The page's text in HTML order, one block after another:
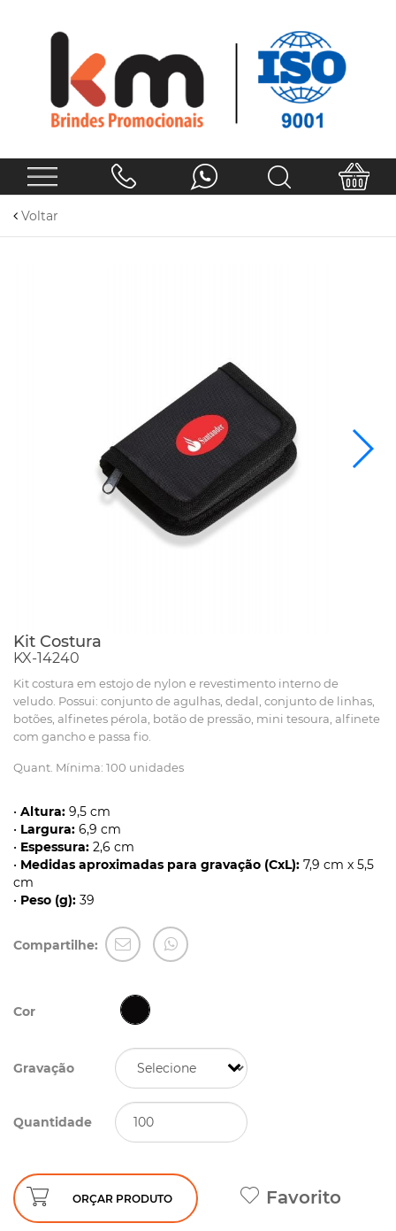
Voltar
Kit Costura
KX-14240
Kit costura em estojo de nylon e revestimento interno de
veludo. Possui: conjunto de agulhas, dedal, conjunto de linhas,
botões, alfinetes pérola, botão de pressão, mini tesoura, alfinete
com gancho e passa fio.
Quant. Mínima: 100 unidades
• Altura: 9,5 cm
• Largura: 6,9 cm
• Espessura: 2,6 cm
• Medidas aproximadas para gravação (CxL): 7,9 cm x 5,5
cm
• Peso (g): 39
Compartilhe:
Cor
Gravação
Quantidade
ORÇAR PRODUTO Favorito